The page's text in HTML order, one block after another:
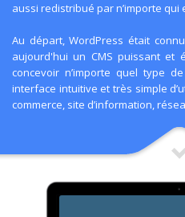
aussi redistribué par n’importe qui
Au départ, WordPress était
aujourd'hui un CMS puissant et
concevoir n’importe quel type
interface intuitive et très simple
commerce, site d’information,